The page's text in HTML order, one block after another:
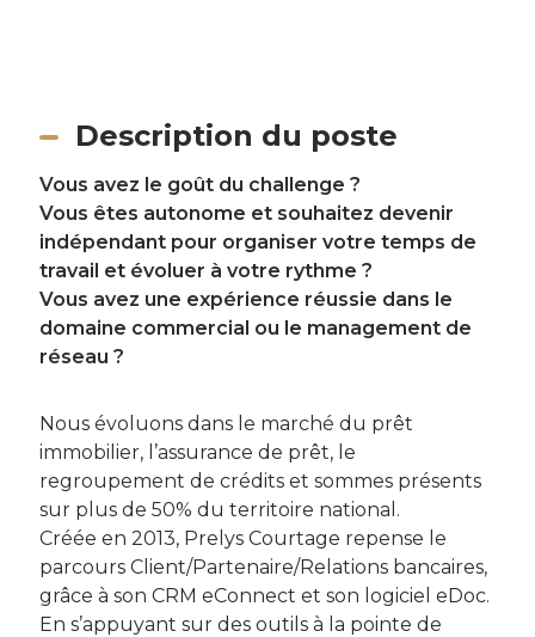
Description du poste
Vous avez le goût du challenge ?
Vous êtes autonome et souhaitez devenir
indépendant pour organiser votre temps de
travail et évoluer à votre rythme ?
Vous avez une expérience réussie dans le
domaine commercial ou le management de
réseau ?
Nous évoluons dans le marché du prêt
immobilier, l’assurance de prêt, le
regroupement de crédits et sommes présents
sur plus de 50% du territoire national.
Créée en 2013, Prelys Courtage repense le
parcours Client/Partenaire/Relations bancaires,
grâce à son CRM eConnect et son logiciel eDoc.
En s’appuyant sur des outils à la pointe de